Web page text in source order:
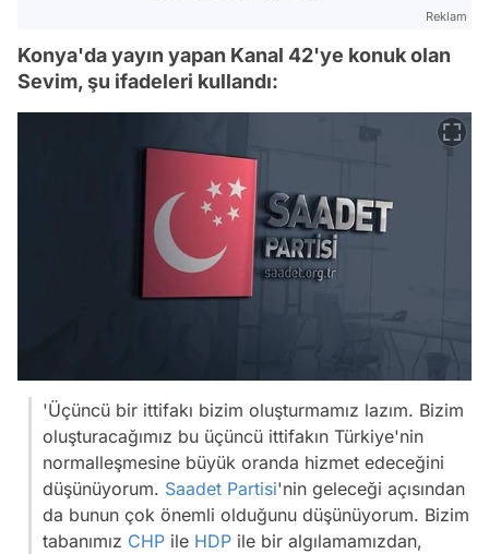
Reklam
Konya'da yayın yapan Kanal 42'ye konuk olan
Sevim, şu ifadeleri kullandı:
'Üçüncü bir ittifakı bizim oluşturmamız lazım. Bizim
oluşturacağımız bu üçüncü ittifakın Türkiye'nin
normalleşmesine büyük oranda hizmet edeceğini
düşünüyorum. Saadet Partisi'nin geleceği açısından
da bunun çok önemli olduğunu düşünüyorum. Bizim
tabanımız CHP ile HDP ile bir algılamamızdan,